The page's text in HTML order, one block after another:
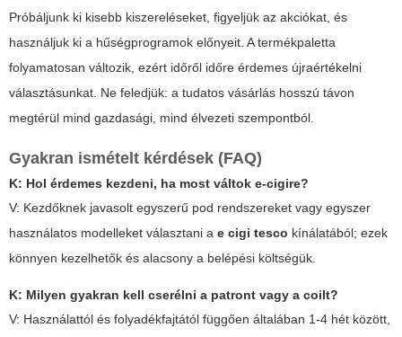
Próbáljunk ki kisebb kiszereléseket, figyeljük az akciókat, és
használjuk ki a hűségprogramok előnyeit. A termékpaletta
folyamatosan változik, ezért időről időre érdemes újraértékelni
választásunkat. Ne feledjük: a tudatos vásárlás hosszú távon
megtérül mind gazdasági, mind élvezeti szempontból.
Gyakran ismételt kérdések (FAQ)
K: Hol érdemes kezdeni, ha most váltok e-cigire?
V: Kezdőknek javasolt egyszerű pod rendszereket vagy egyszer
használatos modelleket választani a e cigi tesco kínálatából; ezek
könnyen kezelhetők és alacsony a belépési költségük.
K: Milyen gyakran kell cserélni a patront vagy a coilt?
V: Használattól és folyadékfajtától függően általában 1-4 hét között,